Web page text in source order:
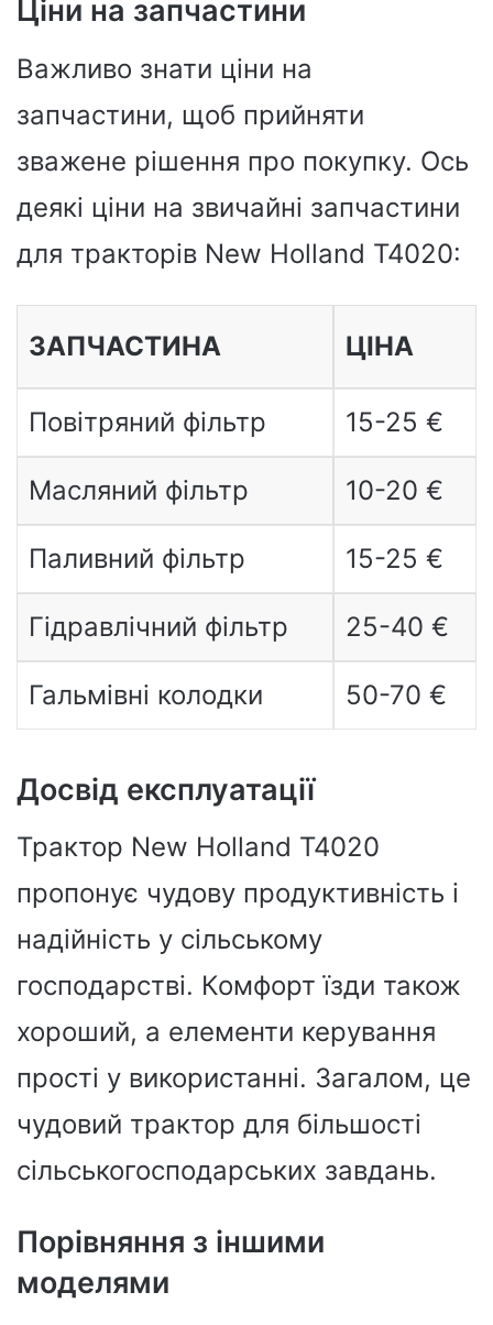
Ціни на запчастини
Важливо знати ціни на
запчастини, щоб прийняти
зважене рішення про покупку. Ось
деякі ціни на звичайні запчастини
для тракторів New Holland T4020:
ЗАПЧАСТИНА ЦІНА
Повітряний фільтр 15-25 €
Масляний фільтр 10-20 €
Паливний фільтр 15-25 €
Гідравлічний фільтр 25-40 €
Гальмівні колодки 50-70 €
Досвід експлуатації
Трактор New Holland T4020
пропонує чудову продуктивність і
надійність у сільському
господарстві. Комфорт їзди також
хороший, а елементи керування
прості у використанні. Загалом, це
чудовий трактор для більшості
сільськогосподарських завдань.
Порівняння з іншими
моделями